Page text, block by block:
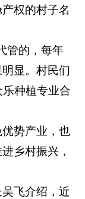
权的村子名
管的，每年
显。村民们
乐种植专业合
势产业，也
乡村振兴，
飞介绍，近